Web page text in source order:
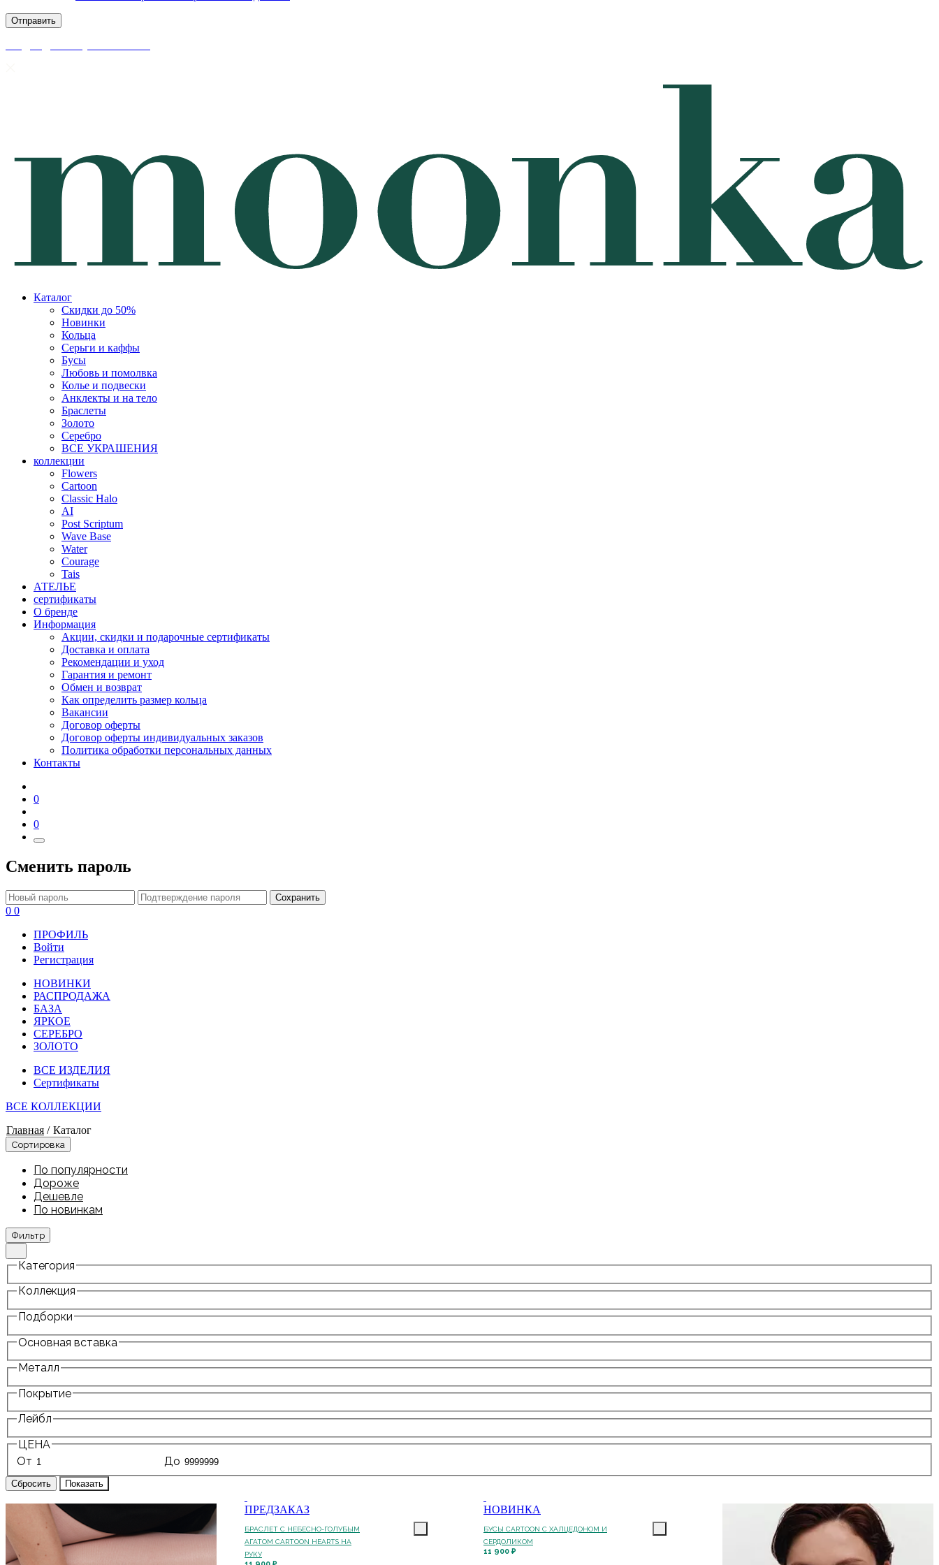
Каталог
Скидки до 50%
Новинки
Кольца
Серьги и каффы
Бусы
Любовь и помолвка
Колье и подвески
Анклекты и на тело
Браслеты
Золото
Серебро
ВСЕ УКРАШЕНИЯ
коллекции
Flowers
Cartoon
Classic Halo
AI
Post Scriptum
Wave Base
Water
Courage
Tais
АТЕЛЬЕ
сертификаты
О бренде
Информация
Акции, скидки и подарочные сертификаты
Доставка и оплата
Рекомендации и уход
Гарантия и ремонт
Обмен и возврат
Как определить размер кольца
Вакансии
Договор оферты
Договор оферты индивидуальных заказов
Политика обработки персональных данных
Контакты
0
0
Сменить пароль
Сохранить
0 0
ПРОФИЛЬ
Войти
Регистрация
НОВИНКИ
РАСПРОДАЖА
БАЗА
ЯРКОЕ
СЕРЕБРО
ЗОЛОТО
ВСЕ ИЗДЕЛИЯ
Сертификаты
ВСЕ КОЛЛЕКЦИИ
Главная / Каталог
Сортировка
По популярности
Дороже
Дешевле
По новинкам
Фильтр
Категория
Коллекция
Подборки
Основная вставка
Металл
Покрытие
Лейбл
ЦЕНА
От
До
ПРЕДЗАКАЗ
БРАСЛЕТ С НЕБЕСНО-ГОЛУБЫМ
АГАТОМ CARTOON HEARTS НА
РУКУ
НОВИНКА
БУСЫ CARTOON С ХАЛЦЕДОНОМ И
СЕРДОЛИКОМ
11 900 ₽